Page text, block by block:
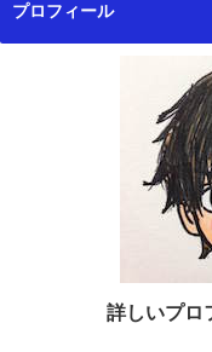
プロフィール
詳しいプロ